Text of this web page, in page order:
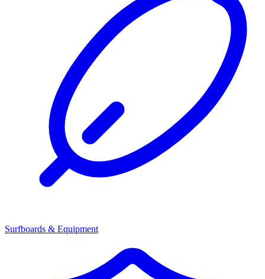
Surfboards & Equipment